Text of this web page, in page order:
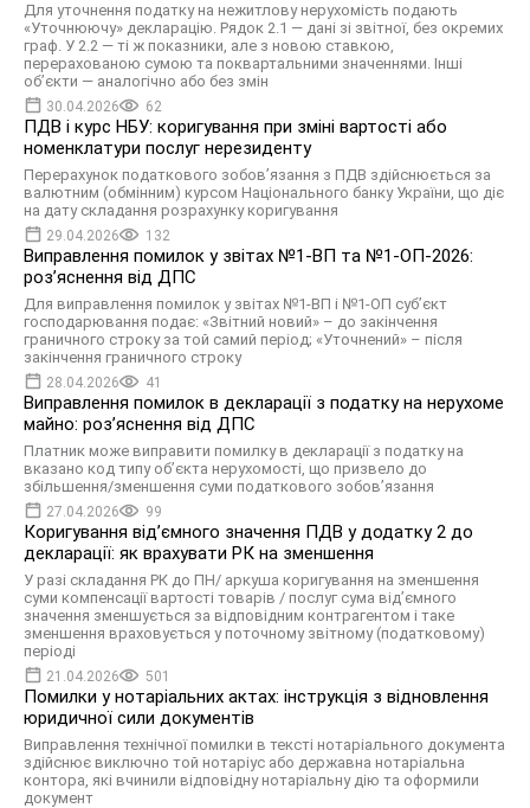
Для уточнення податку на нежитлову нерухомість подають
«Уточнюючу» декларацію. Рядок 2.1 — дані зі звітної, без окремих
граф. У 2.2 — ті ж показники, але з новою ставкою,
перерахованою сумою та поквартальними значеннями. Інші
об’єкти — аналогічно або без змін
30.04.2026 62
ПДВ і курс НБУ: коригування при зміні вартості або
номенклатури послуг нерезиденту
Перерахунок податкового зобов’язання з ПДВ здійснюється за
валютним (обмінним) курсом Національного банку України, що діє
на дату складання розрахунку коригування
29.04.2026 132
Виправлення помилок у звітах №1-ВП та №1-ОП-2026:
розʼяснення від ДПС
Для виправлення помилок у звітах №1-ВП і №1-ОП суб’єкт
господарювання подає: «Звітний новий» – до закінчення
граничного строку за той самий період; «Уточнений» – після
закінчення граничного строку
28.04.2026 41
Виправлення помилок в декларації з податку на нерухоме
майно: розʼяснення від ДПС
Платник може виправити помилку в декларації з податку на
вказано код типу об’єкта нерухомості, що призвело до
збільшення/зменшення суми податкового зобов’язання
27.04.2026 99
Коригування від’ємного значення ПДВ у додатку 2 до
декларації: як врахувати РК на зменшення
У разі складання РК до ПН/ аркуша коригування на зменшення
суми компенсації вартості товарів / послуг сума від’ємного
значення зменшується за відповідним контрагентом і таке
зменшення враховується у поточному звітному (податковому)
періоді
21.04.2026 501
Помилки у нотаріальних актах: інструкція з відновлення
юридичної сили документів
Виправлення технічної помилки в тексті нотаріального документа
здійснює виключно той нотаріус або державна нотаріальна
контора, які вчинили відповідну нотаріальну дію та оформили
документ